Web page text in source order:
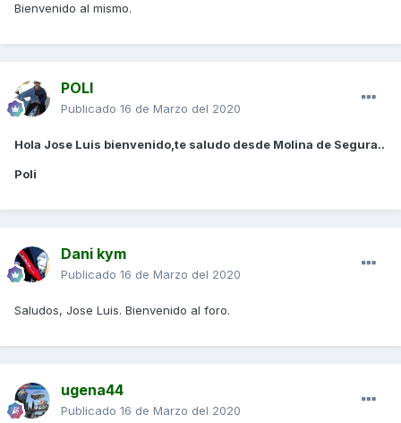
Bienvenido al mismo.
POLI
Publicado 16 de Marzo del 2020
Hola Jose Luis bienvenido,te saludo desde Molina de Segura..
Poli
Dani kym
Publicado 16 de Marzo del 2020
Saludos, Jose Luis. Bienvenido al foro.
ugena44
Publicado 16 de Marzo del 2020